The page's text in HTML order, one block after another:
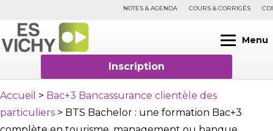
NOTES & AGENDA COURS & CORRIGÉS CDI
Menu
Inscription
Accueil > Bac+3 Bancassurance clientèle des
particuliers > BTS Bachelor : une formation Bac+3